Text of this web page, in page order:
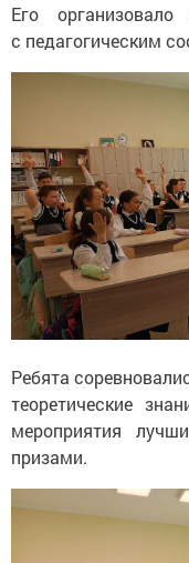
Его
с педагогическим
Ребята
теоретические
мероприятия
призами.